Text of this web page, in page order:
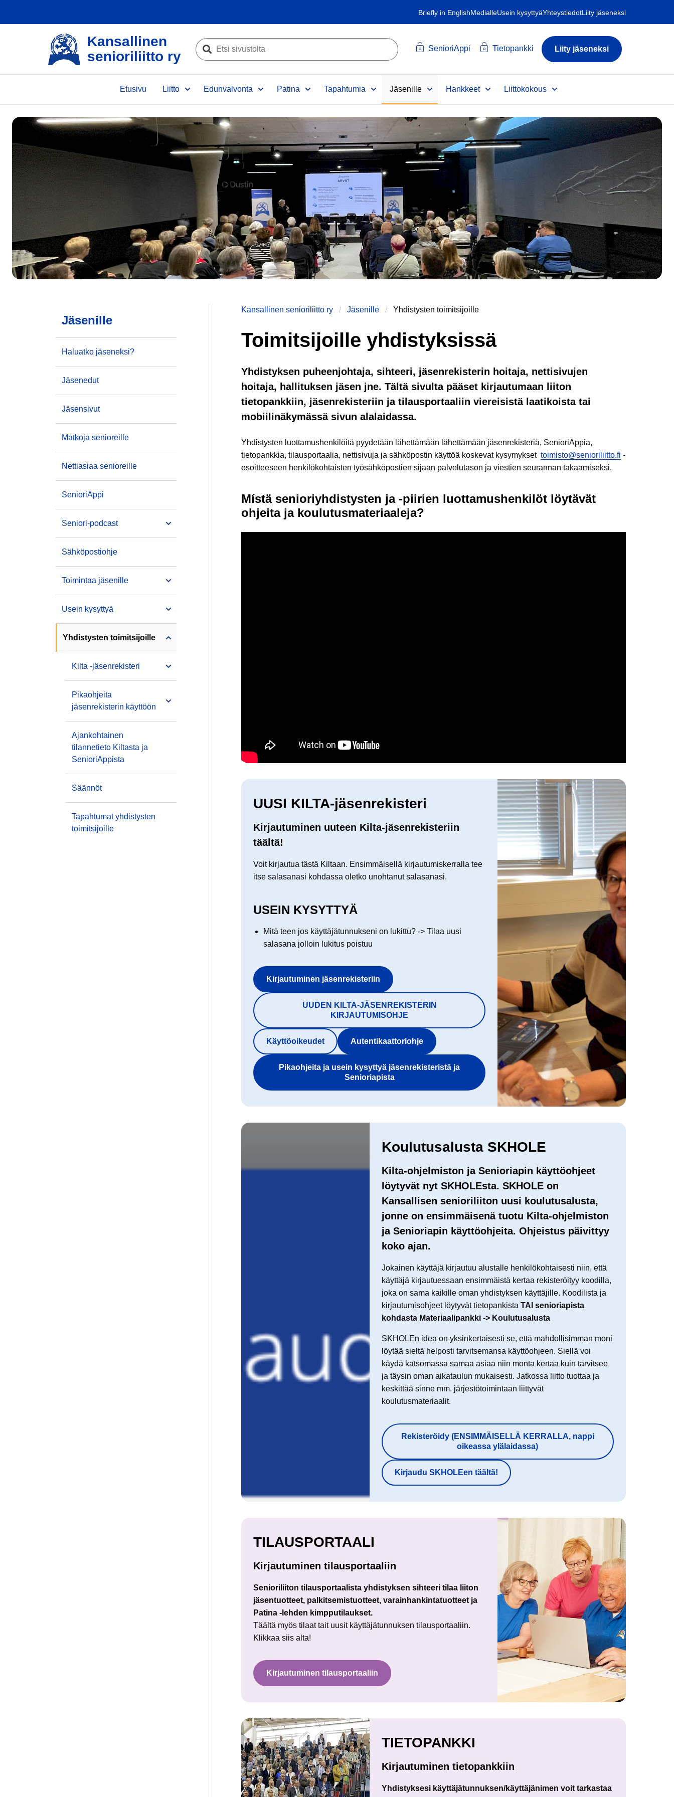
Briefly in EnglishMedialleUsein kysyttyäYhteystiedotLiity jäseneksi
Kansallinen
senioriliitto ry
Etsi
sivustolta
SenioriAppi Tietopankki Liity jäseneksi
Etusivu Liitto Edunvalvonta Patina Tapahtumia Jäsenille Hankkeet Liittokokous
Kansallinen senioriliitto ry Jäsenille Yhdistysten toimitsijoille
Toimitsijoille yhdistyksissä
Yhdistyksen puheenjohtaja, sihteeri, jäsenrekisterin hoitaja, nettisivujen
hoitaja, hallituksen jäsen jne. Tältä sivulta pääset kirjautumaan liiton
tietopankkiin, jäsenrekisteriin ja tilausportaaliin viereisistä laatikoista tai
mobiilinäkymässä sivun alalaidassa.
Yhdistysten luottamushenkilöitä pyydetään lähettämään lähettämään jäsenrekisteriä, SenioriAppia,
tietopankkia, tilausportaalia, nettisivuja ja sähköpostin käyttöä koskevat kysymykset toimisto@senioriliitto.fi -
osoitteeseen henkilökohtaisten työsähköpostien sijaan palvelutason ja viestien seurannan takaamiseksi.
Místä senioriyhdistysten ja -piirien luottamushenkilöt löytävät
ohjeita ja koulutusmateriaaleja?
UUSI KILTA-jäsenrekisteri
Kirjautuminen uuteen Kilta-jäsenrekisteriin
täältä!
Voit kirjautua tästä Kiltaan. Ensimmäisellä kirjautumiskerralla tee
itse salasanasi kohdassa oletko unohtanut salasanasi.
USEIN KYSYTTYÄ
Mitä teen jos käyttäjätunnukseni on lukittu? -> Tilaa uusi
salasana jolloin lukitus poistuu
Kirjautuminen jäsenrekisteriin
UUDEN KILTA-JÄSENREKISTERIN
KIRJAUTUMISOHJE
Käyttöoikeudet Autentikaattoriohje
Pikaohjeita ja usein kysyttyä jäsenrekisteristä ja
Senioriapista
Koulutusalusta SKHOLE
Kilta-ohjelmiston ja Senioriapin käyttöohjeet
löytyvät nyt SKHOLEsta. SKHOLE on
Kansallisen senioriliiton uusi koulutusalusta,
jonne on ensimmäisenä tuotu Kilta-ohjelmiston
ja Senioriapin käyttöohjeita. Ohjeistus päivittyy
koko ajan.
Jokainen käyttäjä kirjautuu alustalle henkilökohtaisesti niin, että
käyttäjä kirjautuessaan ensimmäistä kertaa rekisteröityy koodilla,
joka on sama kaikille oman yhdistyksen käyttäjille. Koodilista ja
kirjautumisohjeet löytyvät tietopankista TAI senioriapista
kohdasta Materiaalipankki -> Koulutusalusta
SKHOLEn idea on yksinkertaisesti se, että mahdollisimman moni
löytää sieltä helposti tarvitsemansa käyttöohjeen. Siellä voi
käydä katsomassa samaa asiaa niin monta kertaa kuin tarvitsee
ja täysin oman aikataulun mukaisesti. Jatkossa liitto tuottaa ja
keskittää sinne mm. järjestötoimintaan liittyvät
koulutusmateriaalit.
Rekisteröidy (ENSIMMÄISELLÄ KERRALLA, nappi
oikeassa ylälaidassa)
Kirjaudu SKHOLEen täältä!
TILAUSPORTAALI
Kirjautuminen tilausportaaliin
Senioriliiton tilausportaalista yhdistyksen sihteeri tilaa liiton
jäsentuotteet, palkitsemistuotteet, varainhankintatuotteet ja
Patina -lehden kimpputilaukset.
Täältä myös tilaat tait uusit käyttäjätunnuksen tilausportaaliin.
Klikkaa siis alta!
Kirjautuminen tilausportaaliin
TIETOPANKKI
Kirjautuminen tietopankkiin
Yhdistyksesi käyttäjätunnuksen/käyttäjänimen voit tarkastaa
Jäsenille
Haluatko jäseneksi?
Jäsenedut
Jäsensivut
Matkoja senioreille
Nettiasiaa senioreille
SenioriAppi
Seniori-podcast
Sähköpostiohje
Toimintaa jäsenille
Usein kysyttyä
Yhdistysten toimitsijoille
Kilta -jäsenrekisteri
Pikaohjeita
jäsenrekisterin käyttöön
Ajankohtainen
tilannetieto Kiltasta ja
SenioriAppista
Säännöt
Tapahtumat yhdistysten
toimitsijoille